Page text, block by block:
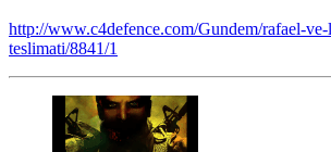
http://www.c4defence.com/Gundem/rafael-
teslimati/8841/1